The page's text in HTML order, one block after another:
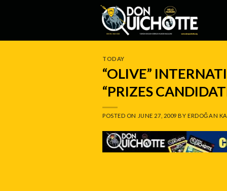
TODAY
“OLIVE”
“PRIZES
POSTED ON JUNE 27, 2009 BYERDOĞAN